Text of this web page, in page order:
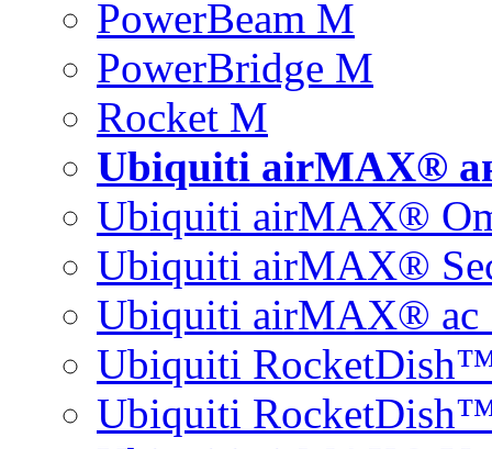
PowerBeam M
PowerBridge M
Rocket M
Ubiquiti airMAX®
Ubiquiti airMAX®
Ubiquiti airMAX®
Ubiquiti airMAX® ac
Ubiquiti
Ubiquiti